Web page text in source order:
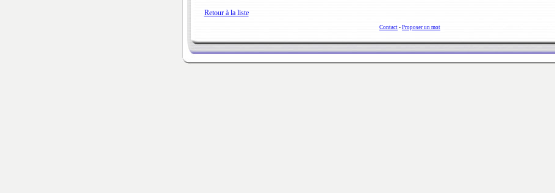
Retour à la liste
Contact - Proposer un mot